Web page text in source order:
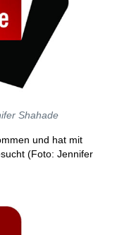
Shahade
und hat mit
(Foto: Jennifer